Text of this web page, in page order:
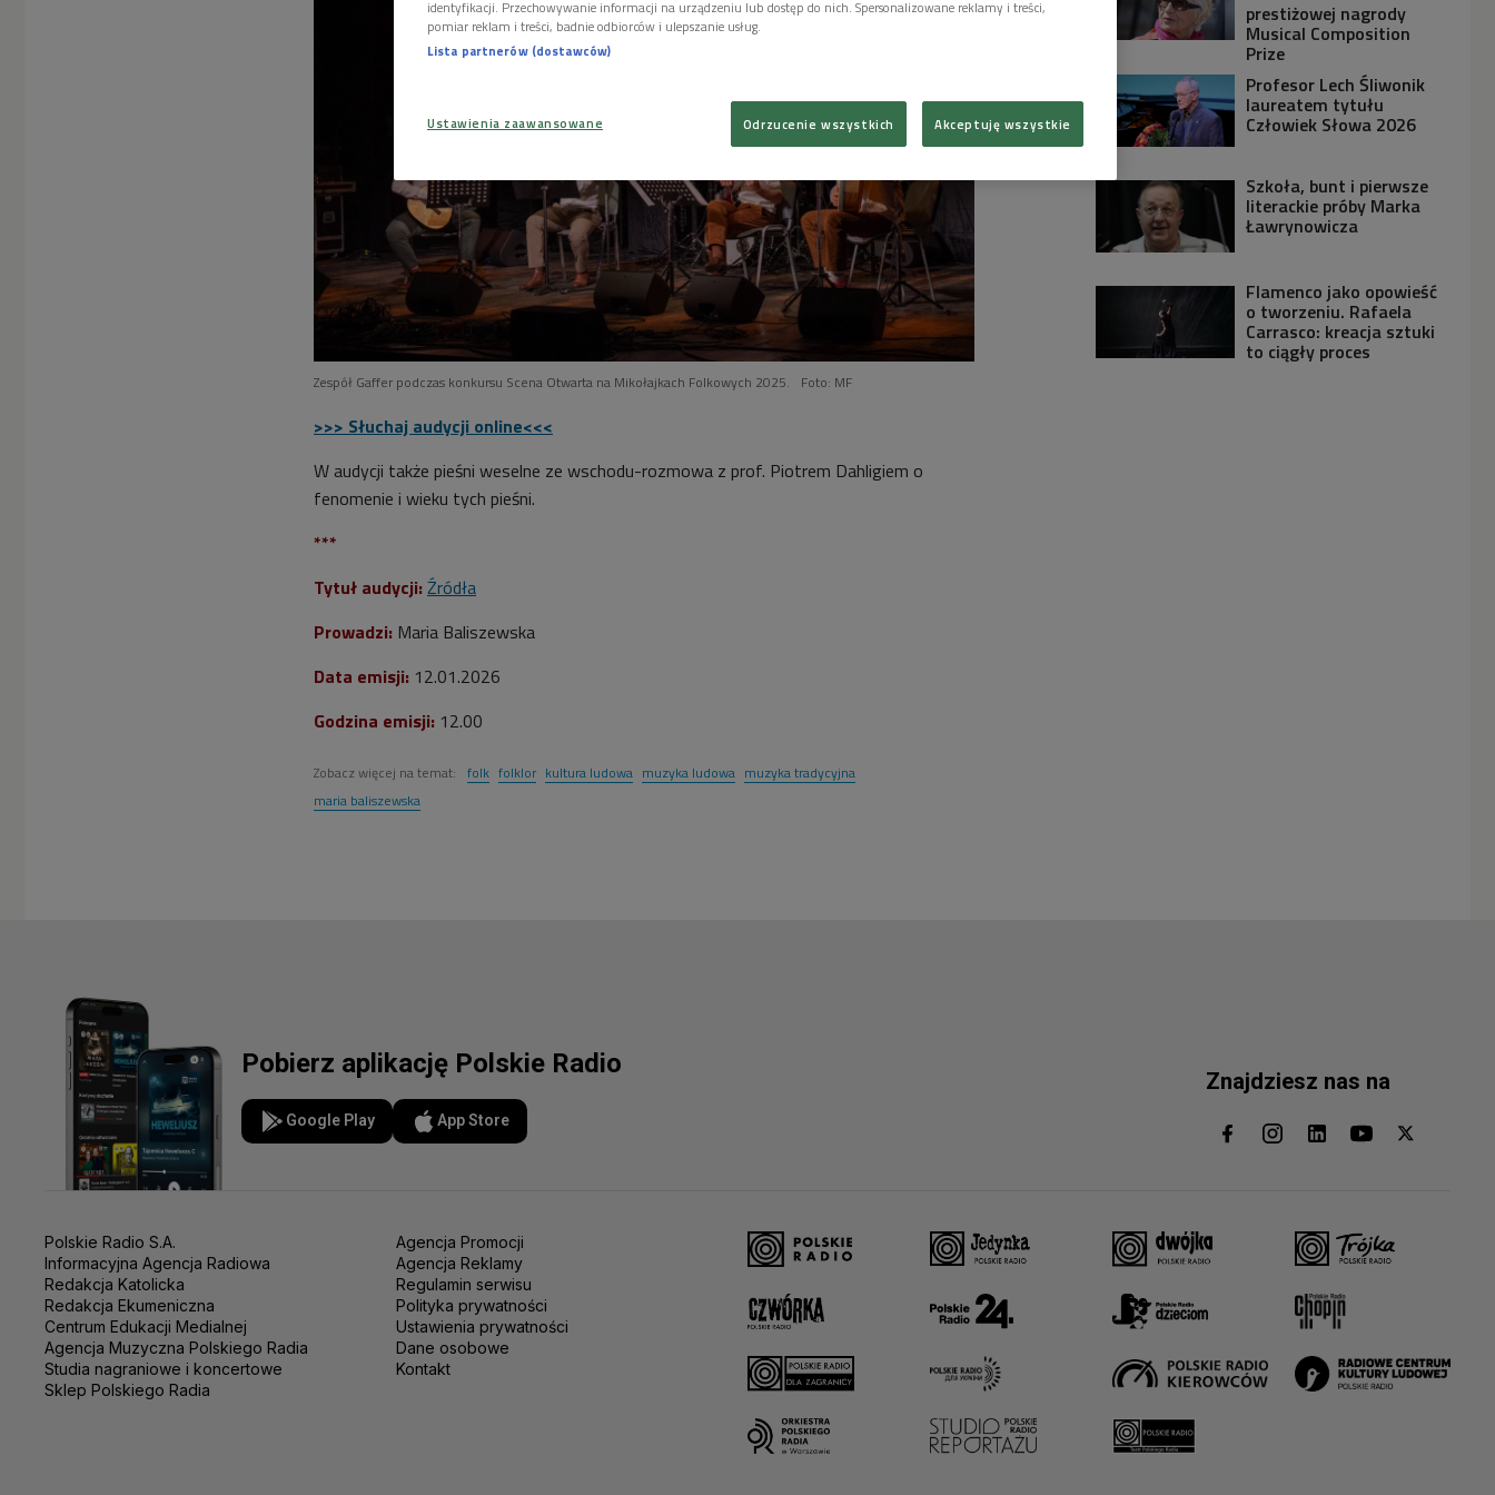
Zespół Gaffer podczas konkursu Scena Otwarta na Mikołajkach Folkowych 2025. Foto: MF
>>> Słuchaj audycji online<<<
W audycji także pieśni weselne ze wschodu-rozmowa z prof. Piotrem Dahligiem o
fenomenie i wieku tych pieśni.
***
Tytuł audycji: Źródła
Prowadzi: Maria Baliszewska
Data emisji: 12.01.2026
Godzina emisji: 12.00
Zobacz więcej na temat: folk folklor kultura ludowa muzyka ludowa muzyka tradycyjna
maria baliszewska
prestiżowej nagrody
Musical Composition
Prize
Profesor Lech Śliwonik
laureatem tytułu
Człowiek Słowa 2026
Szkoła, bunt i pierwsze
literackie próby Marka
Ławrynowicza
Flamenco jako opowieść
o tworzeniu. Rafaela
Carrasco: kreacja sztuki
to ciągły proces
Pobierz aplikację Polskie Radio
Google Play App Store
Znajdziesz nas na
Polskie Radio S.A.
Informacyjna Agencja Radiowa
Redakcja Katolicka
Redakcja Ekumeniczna
Centrum Edukacji Medialnej
Agencja Muzyczna Polskiego Radia
Studia nagraniowe i koncertowe
Sklep Polskiego Radia
Agencja Promocji
Agencja Reklamy
Regulamin serwisu
Polityka prywatności
Ustawienia prywatności
Dane osobowe
Kontakt
identyfikacji. Przechowywanie informacji na urządzeniu lub dostęp do nich. Spersonalizowane reklamy i treści,
pomiar reklam i treści, badnie odbiorców i ulepszanie usług.
Lista partnerów (dostawców)
Ustawienia zaawansowane Odrzucenie wszystkich Akceptuję wszystkie